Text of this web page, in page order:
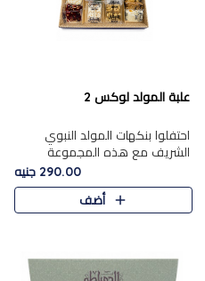
علبة المولد لوكس 2
احتفلوا بنكهات المولد النبوي
الشريف مع هذه المجموعة
الفاخرة المكونة من 19 قطعة،
والتي تم اختيارها بعناية فائقة لتُبرز
تشكيلة واسعة من الحلويات
290.00 جنيه
أضف